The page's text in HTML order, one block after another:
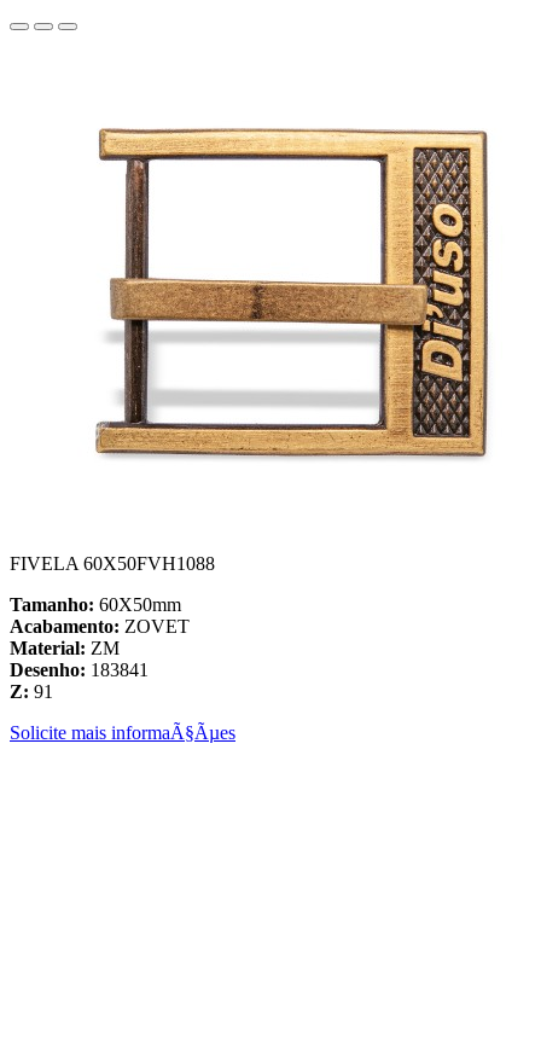
FIVELA 60X50FVH1088
Tamanho: 60X50mm
Acabamento: ZOVET
Material: ZM
Desenho: 183841
Z: 91
Solicite mais informaÃ§Ãµes